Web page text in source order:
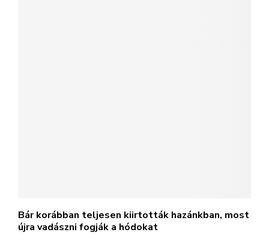
Bár korábban teljesen kiirtották hazánkban, most
újra vadászni fogják a hódokat